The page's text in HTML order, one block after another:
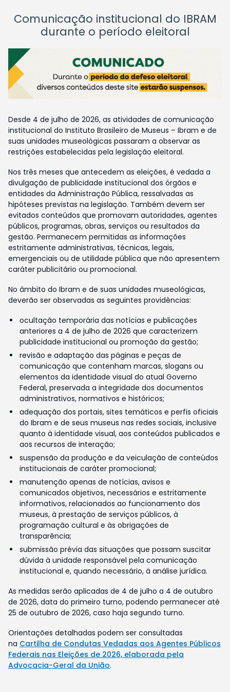
Comunicação institucional do IBRAM
durante o período eleitoral
Desde 4 de julho de 2026, as atividades de comunicação
institucional do Instituto Brasileiro de Museus – Ibram e de
suas unidades museológicas passaram a observar as
restrições estabelecidas pela legislação eleitoral.
Nos três meses que antecedem as eleições, é vedada a
divulgação de publicidade institucional dos órgãos e
entidades da Administração Pública, ressalvadas as
hipóteses previstas na legislação. Também devem ser
evitados conteúdos que promovam autoridades, agentes
públicos, programas, obras, serviços ou resultados da
gestão. Permanecem permitidas as informações
estritamente administrativas, técnicas, legais,
emergenciais ou de utilidade pública que não apresentem
caráter publicitário ou promocional.
No âmbito do Ibram e de suas unidades museológicas,
deverão ser observadas as seguintes providências:
ocultação temporária das notícias e publicações
anteriores a 4 de julho de 2026 que caracterizem
publicidade institucional ou promoção da gestão;
revisão e adaptação das páginas e peças de
comunicação que contenham marcas, slogans ou
elementos da identidade visual do atual Governo
Federal, preservada a integridade dos documentos
administrativos, normativos e históricos;
adequação dos portais, sites temáticos e perfis oficiais
do Ibram e de seus museus nas redes sociais, inclusive
quanto à identidade visual, aos conteúdos publicados e
aos recursos de interação;
suspensão da produção e da veiculação de conteúdos
institucionais de caráter promocional;
manutenção apenas de notícias, avisos e
comunicados objetivos, necessários e estritamente
informativos, relacionados ao funcionamento dos
museus, à prestação de serviços públicos, à
programação cultural e às obrigações de
transparência;
submissão prévia das situações que possam suscitar
dúvida à unidade responsável pela comunicação
institucional e, quando necessário, à análise jurídica.
As medidas serão aplicadas de 4 de julho a 4 de outubro
de 2026, data do primeiro turno, podendo permanecer até
25 de outubro de 2026, caso haja segundo turno.
Orientações detalhadas podem ser consultadas
na Cartilha de Condutas Vedadas aos Agentes Públicos
Federais nas Eleições de 2026, elaborada pela
Advocacia-Geral da União.